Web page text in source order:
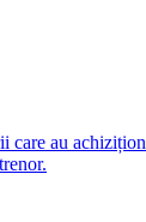
care au